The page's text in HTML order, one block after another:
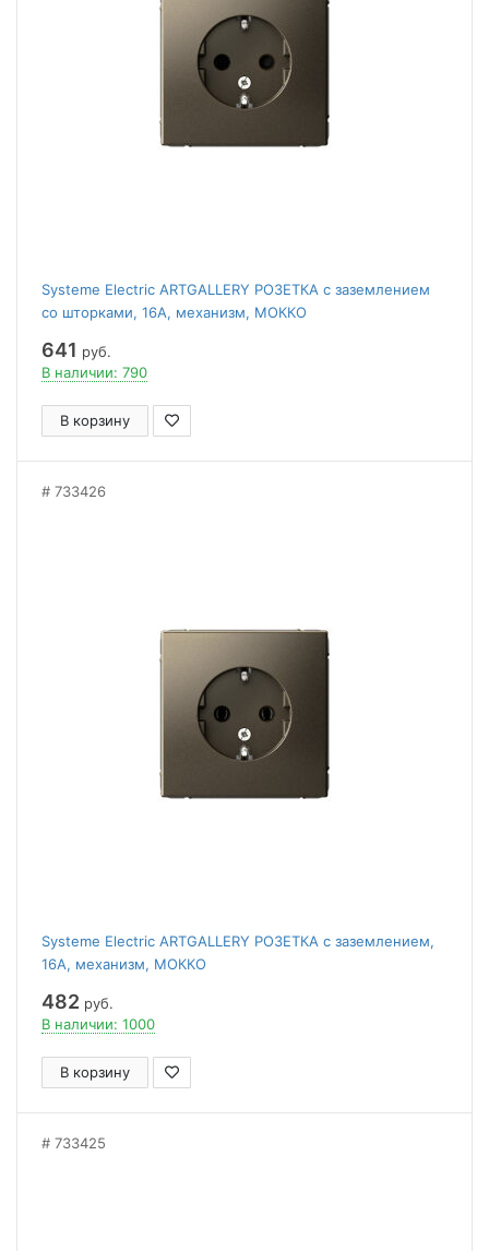
Systeme Electric ARTGALLERY РОЗЕТКА с заземлением
со шторками, 16А, механизм, МОККО
641 руб.
В наличии: 790
В корзину
733426
Systeme Electric ARTGALLERY РОЗЕТКА с заземлением,
16А, механизм, МОККО
482 руб.
В наличии: 1000
В корзину
733425